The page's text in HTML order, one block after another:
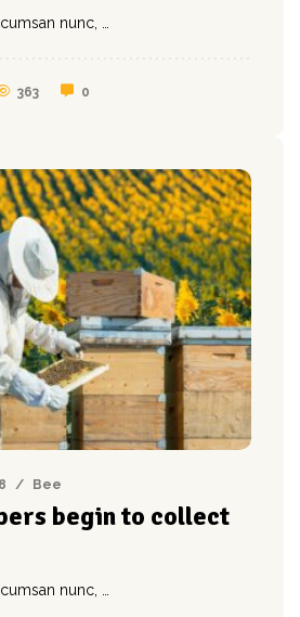
nunc, …
363 0
/ Bee
begin to collect
nunc, …